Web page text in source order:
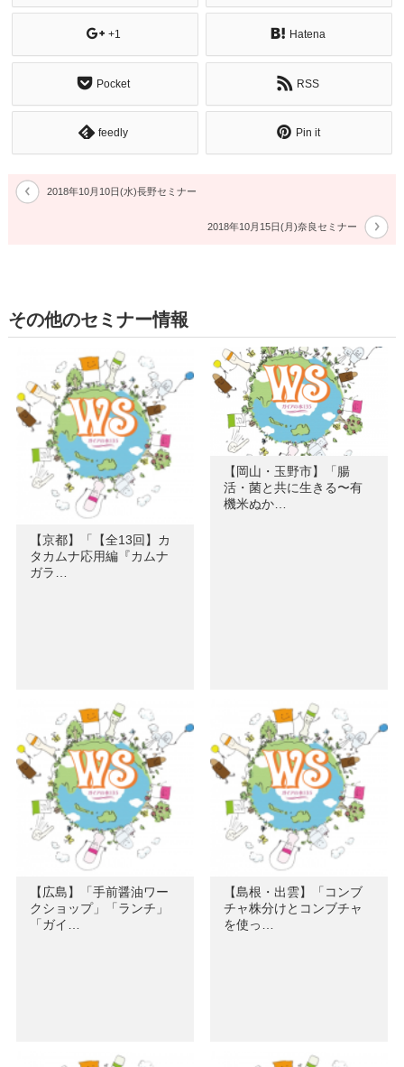
+1 Hatena
Pocket RSS
feedly Pin it
2018年10月10日(水)長野セミナー
2018年10月15日(月)奈良セミナー
その他のセミナー情報
【京都】「【全13回】カ
タカムナ応用編『カムナ
ガラ…
【岡山・玉野市】「腸
活・菌と共に生きる〜有
機米ぬか…
【広島】「手前醤油ワー
クショップ」「ランチ」
「ガイ…
【島根・出雲】「コンブ
チャ株分けとコンブチャ
を使っ…